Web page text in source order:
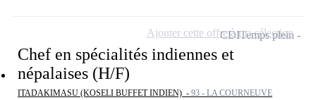
Chef en spécialités indiennes et
népalaises (H/F)
ITADAKIMASU (KOSELI BUFFET INDIEN) - 93 - LA COURNEUVE
CDITemps plein
Ajouter cette offre à ma sélection